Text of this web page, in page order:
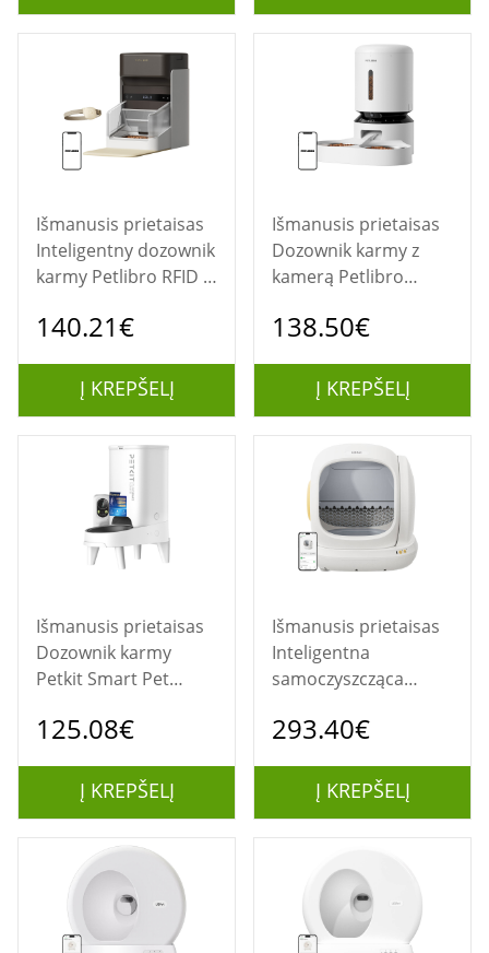
Išmanusis prietaisas
Inteligentny dozownik
karmy Petlibro RFID z
140.21€
Į KREPŠELĮ
Išmanusis prietaisas
Dozownik karmy z
kamerą Petlibro
misą, 5L (biały)
138.50€
Į KREPŠELĮ
Išmanusis prietaisas
Dozownik karmy
Petkit Smart Pet
125.08€
Į KREPŠELĮ
Išmanusis prietaisas
Inteligentna
samoczyszcząca
UBPet C20
293.40€
Į KREPŠELĮ